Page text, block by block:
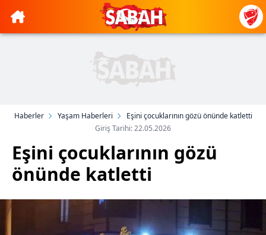
Haberler Yaşam Haberleri
Eşini çocuklarının gözü önünde katletti
Giriş Tarihi: 22.05.2026
Eşini çocuklarının gözü
önünde katletti